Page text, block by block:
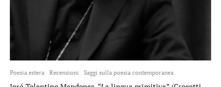
Poesia estera Recensioni Saggi sulla poesia contemporanea